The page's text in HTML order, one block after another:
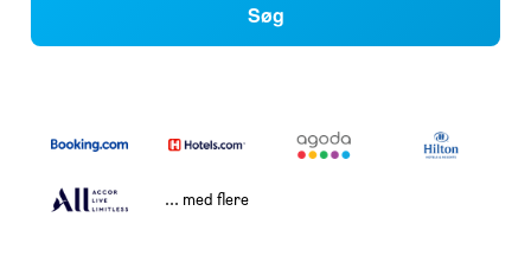
Søg
... med flere